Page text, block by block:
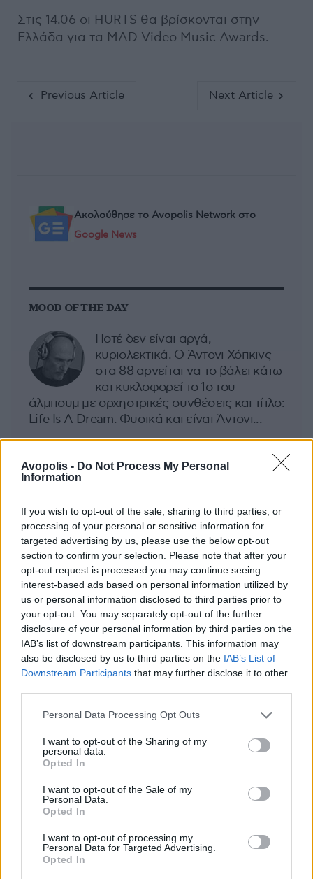
Avopolis - Do Not Process My Personal
Information
If you wish to opt-out of the sale, sharing to third parties, or
processing of your personal or sensitive information for
targeted advertising by us, please use the below opt-out
section to confirm your selection. Please note that after your
opt-out request is processed you may continue seeing
interest-based ads based on personal information utilized by
us or personal information disclosed to third parties prior to
your opt-out. You may separately opt-out of the further
disclosure of your personal information by third parties on the
IAB’s list of downstream participants. This information may
also be disclosed by us to third parties on the IAB’s List of
Downstream Participants that may further disclose it to other
Personal Data Processing Opt Outs
I want to opt-out of the Sharing of my
personal data.
Opted In
I want to opt-out of the Sale of my
Personal Data.
Opted In
I want to opt-out of processing my
Personal Data for Targeted Advertising.
Opted In
Στις 14.06 οι HURTS θα βρίσκονται στην
Ελλάδα για τα MAD Video Music Awards.
Previous Article Next Article
Ακολούθησε το Avopolis Network στο
Google News
MOOD OF THE DAY
Ποτέ δεν είναι αργά,
κυριολεκτικά. Ο Άντονι Χόπκινς
στα 88 αρνείται να το βάλει κάτω
και κυκλοφορεί το 1ο του
άλμπουμ με ορχηστρικές συνθέσεις και τίτλο:
Life Is A Dream. Φυσικά και είναι Άντονι...
Μάκης Μηλάτος